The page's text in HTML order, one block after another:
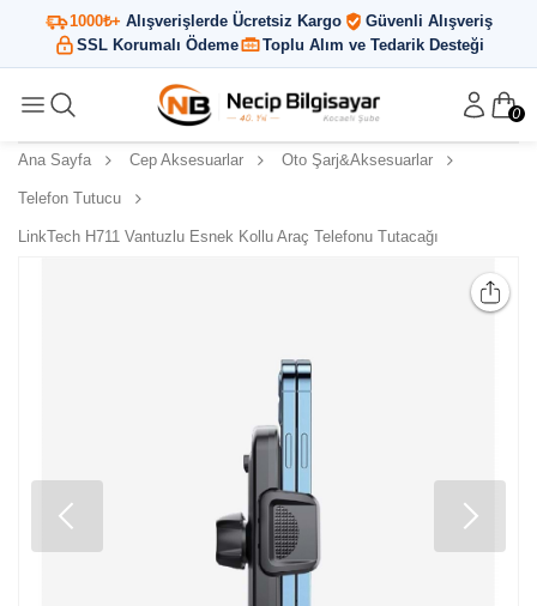
1000₺+ Alışverişlerde Ücretsiz Kargo
Güvenli Alışveriş
SSL Korumalı Ödeme
Toplu Alım ve Tedarik Desteği
0
Ana Sayfa Cep Aksesuarlar Oto Şarj&Aksesuarlar
Telefon Tutucu
LinkTech H711 Vantuzlu Esnek Kollu Araç Telefonu Tutacağı